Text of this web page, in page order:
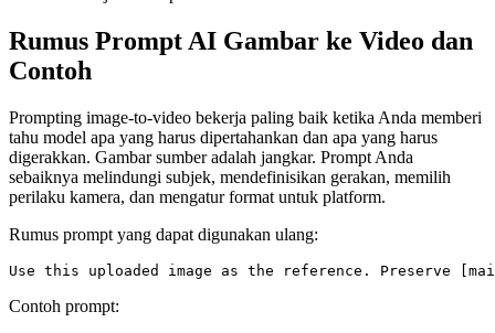
Rumus Prompt AI Gambar ke Video dan
Contoh
Prompting image-to-video bekerja paling baik ketika Anda memberi
tahu model apa yang harus dipertahankan dan apa yang harus
digerakkan. Gambar sumber adalah jangkar. Prompt Anda
sebaiknya melindungi subjek, mendefinisikan gerakan, memilih
perilaku kamera, dan mengatur format untuk platform.
Rumus prompt yang dapat digunakan ulang:
Contoh prompt: